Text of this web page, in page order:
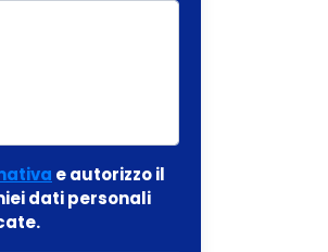
e autorizzo il
dati personali